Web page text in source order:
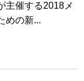
主催する2018メ
めの新...